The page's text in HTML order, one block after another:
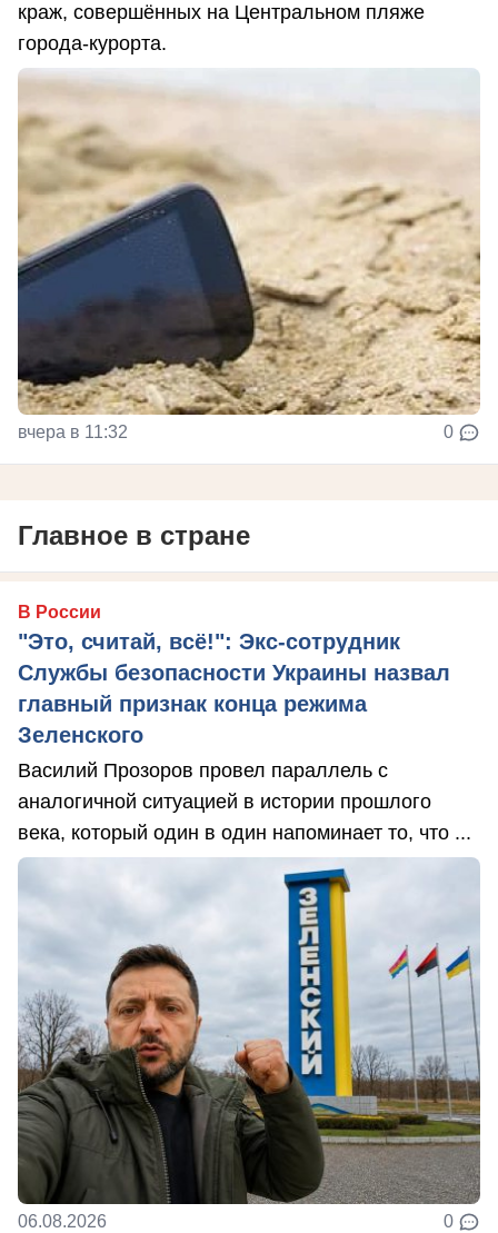
краж, совершённых на Центральном пляже
города-курорта.
вчера в 11:32 0
Главное в стране
В России
"Это, считай, всё!": Экс-сотрудник
Службы безопасности Украины назвал
главный признак конца режима
Зеленского
Василий Прозоров провел параллель с
аналогичной ситуацией в истории прошлого
века, который один в один напоминает то, что ...
06.08.2026 0